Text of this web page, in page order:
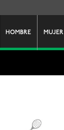
HOMBRE MUJER